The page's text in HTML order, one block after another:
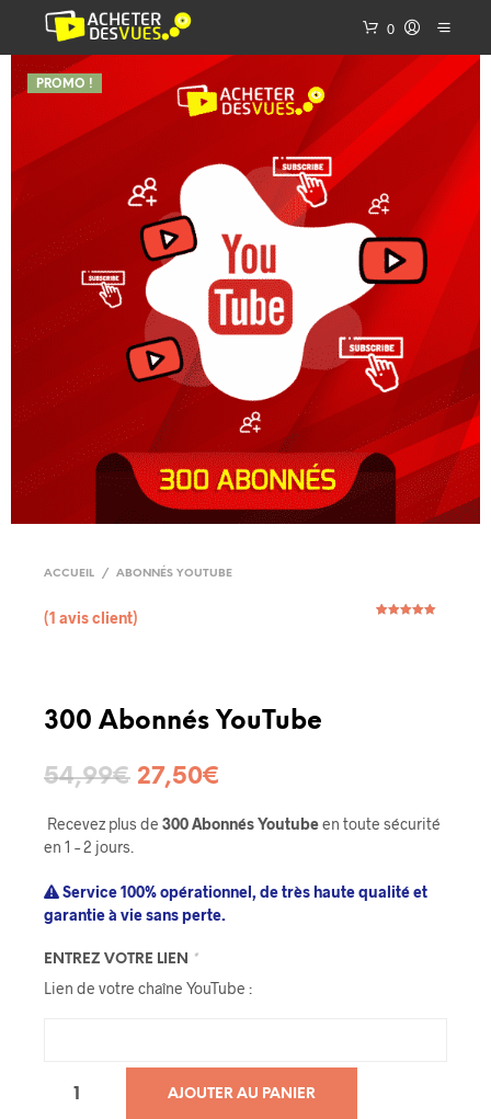
0
PROMO !
ACCUEIL / ABONNÉS YOUTUBE
(1 avis client)
300 Abonnés YouTube
54,99€ 27,50€
Recevez plus de 300 Abonnés Youtubeen toute sécurité
en 1 – 2 jours.
Service 100% opérationnel, de très haute qualité et
garantie à vie sans perte.
ENTREZ VOTRE LIEN *
Lien de votre chaîne YouTube :
AJOUTER AU PANIER